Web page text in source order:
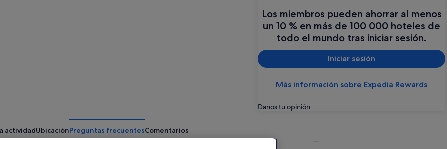
Los miembros pueden ahorrar al menos
un 10 % en más de 100 000 hoteles de
todo el mundo tras iniciar sesión.
Iniciar sesión
Más información sobre Expedia Rewards
Danos tu opinión
actividadUbicaciónPreguntas frecuentesComentarios